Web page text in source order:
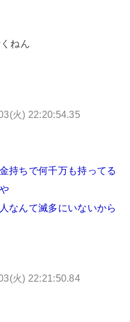
ねん
火) 22:20:54.35
持ちで何千万も持ってる
なんて滅多にいないから
火) 22:21:50.84